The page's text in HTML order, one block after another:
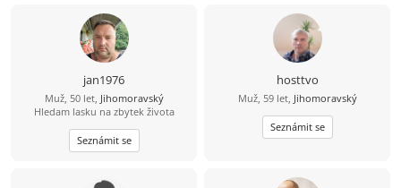
výlety. Mám rád dobré jídlo hlavně
maso, piju víno pivo i nějakého
panáčka. Vykládám vtipy, umím si
udělat srandu i ze sebe. Jsem
normální chlap mám rád upřímnost,
co na srdci to na jazyku, držím slovo,
myslím že jsem férový a rovný chlap.
jan1976
Muž, 50 let, Jihomoravský
Hledam lasku na zbytek života
Seznámit se
hosttvo
Muž, 59 let, Jihomoravský
Seznámit se